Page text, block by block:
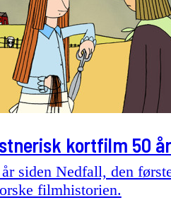
kortfilm 50
siden Nedfall, den
filmhistorien.